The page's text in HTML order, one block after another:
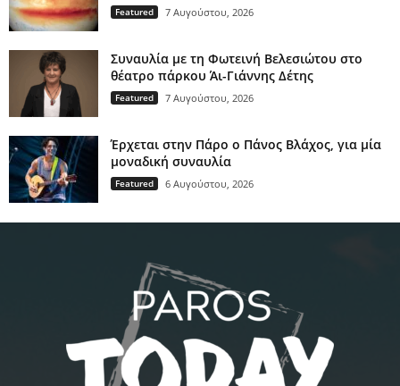
Featured 7 Αυγούστου, 2026
Συναυλία με τη Φωτεινή Βελεσιώτου στο
θέατρο πάρκου Άι-Γιάννης Δέτης
Featured 7 Αυγούστου, 2026
Έρχεται στην Πάρο ο Πάνος Βλάχος, για μία
μοναδική συναυλία
Featured 6 Αυγούστου, 2026